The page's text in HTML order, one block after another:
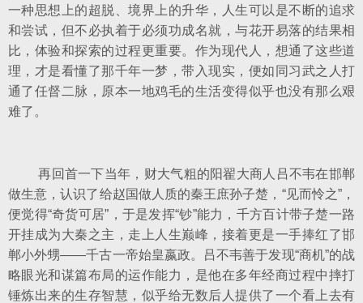
一种思想上的超脱、境界上的升华，人生可以是不断的追求
和尝试，但不必执着于必须功成名就，与花开易落的结果相
比，体验和探索的过程更重要。作为现代人，想通了这些道
理，才是看懂了那千年一梦，带入现实，便如同习武之人打
通了任督二脉，原本一地鸡毛的生活变得似乎也没有那么艰
难了。
再回首一下当年，财大气粗的阳翟大商人吕不韦在邯郸
做生意，认识了给赵国做人质的秦王庶孙子楚，“见而怜之”，
便觉得“奇货可居”，于是发挥“钞”能力，千方百计带子楚一路
开挂成为大秦之主，走上人生巅峰，接着更是一手捧红了邯
郸小外甥——千古一帝始皇嬴政。吕不韦善于发现“商机”的战
略眼光和谋篇布局的运作能力，是他在多年经商过程中摔打
锤炼出来的生存智慧，似乎给无数后人提供了一个看上去有